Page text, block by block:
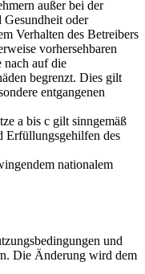
außer bei der
oder
Verhalten des Betreibers
vorhersehbaren
nach auf die
begrenzt. Dies gilt
entgangenen
a bis c gilt sinngemäß
Erfüllungsgehilfen des
nationalem
und
Die Änderung wird dem